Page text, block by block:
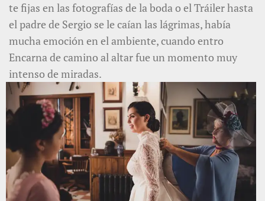
te fijas en las fotografías de la boda o el Tráiler hasta
el padre de Sergio se le caían las lágrimas, había
mucha emoción en el ambiente, cuando entro
Encarna de camino al altar fue un momento muy
intenso de miradas.